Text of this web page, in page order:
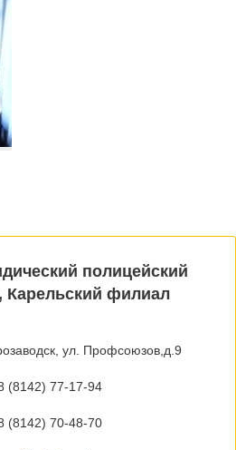
полицейский
Карельский филиал
ул. Профсоюзов,д.9
(8142) 77-17-94
(8142) 70-48-70